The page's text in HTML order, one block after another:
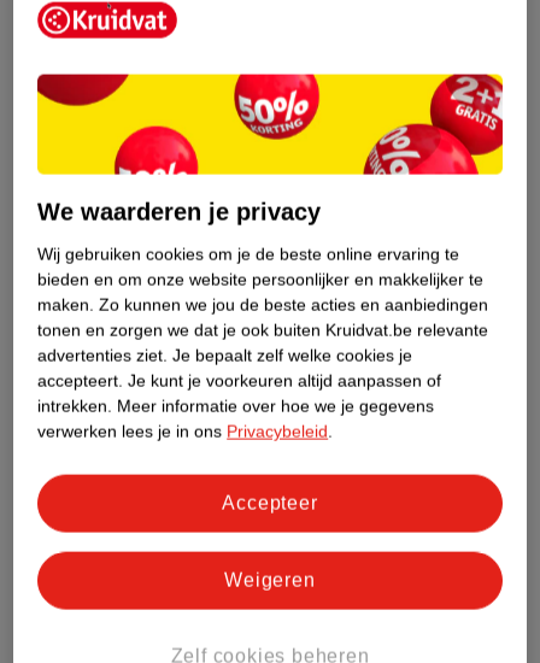
Productinformatie
Etiketinformatie
Nature Impact Score
Dit product heeft (nog) geen Nature
Meer informatie
Bestel & Bezorginformatie
Alle Blarenpleisters
ANDEREN KOCHTEN OOK
We waarderen je privacy
Wij gebruiken cookies om je de beste online ervaring te
bieden en om onze website persoonlijker en makkelijker te
maken. Zo kunnen we jou de beste acties en aanbiedingen
tonen en zorgen we dat je ook buiten Kruidvat.be relevante
advertenties ziet. Je bepaalt zelf welke cookies je
accepteert. Je kunt je voorkeuren altijd aanpassen of
intrekken. Meer informatie over hoe we je gegevens
verwerken lees je in ons Privacybeleid.
Zelf cookies beheren
Weigeren
Accepteer